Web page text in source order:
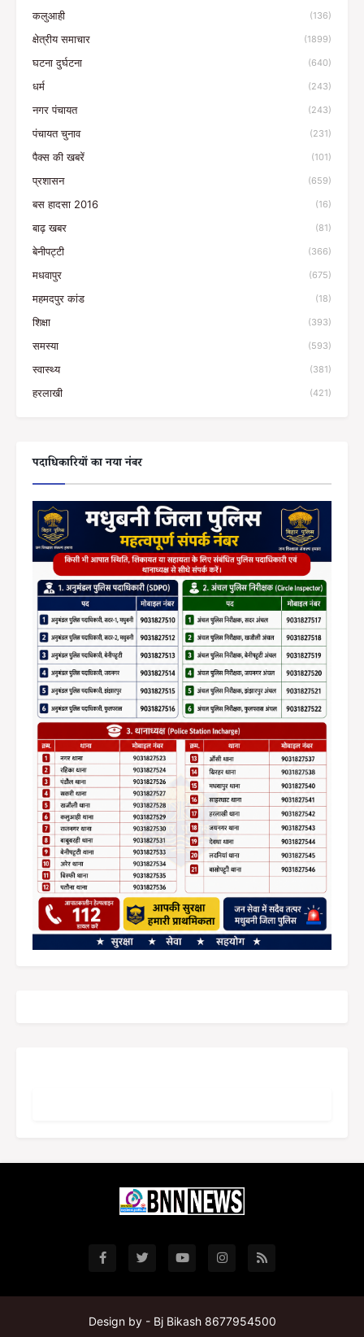
कलुआही (136)
क्षेत्रीय समाचार (1899)
घटना दुर्घटना (640)
धर्म (243)
नगर पंचायत (243)
पंचायत चुनाव (231)
पैक्स की खबरें (101)
प्रशासन (659)
बस हादसा 2016 (16)
बाढ़ खबर (81)
बेनीपट्टी (366)
मधवापुर (675)
महमदपुर कांड (18)
शिक्षा (393)
समस्या (593)
स्वास्थ्य (381)
हरलाखी (421)
पदाधिकारियों का नया नंबर
Design by - Bj Bikash 8677954500